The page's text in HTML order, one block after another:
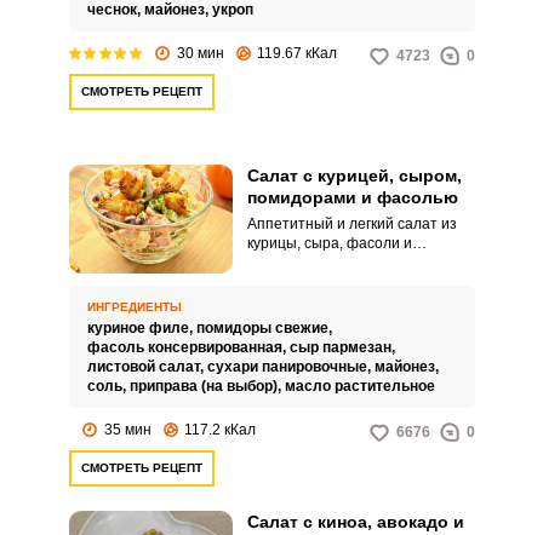
чеснок, майонез, укроп
30 мин 119.67 кКал 4723 0
СМОТРЕТЬ РЕЦЕПТ
Салат с курицей, сыром,
помидорами и фасолью
Аппетитный и легкий салат из
курицы, сыра, фасоли и
другие горячие блюда.
ИНГРЕДИЕНТЫ
куриное филе, помидоры свежие,
фасоль консервированная, сыр пармезан,
листовой салат, сухари панировочные, майонез,
соль, приправа (на выбор), масло растительное
35 мин 117.2 кКал 6676 0
СМОТРЕТЬ РЕЦЕПТ
Салат с киноа, авокадо и